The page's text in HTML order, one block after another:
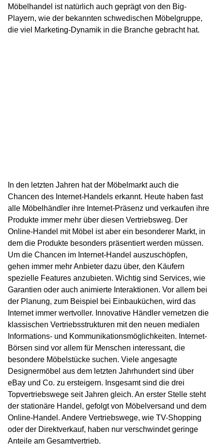
Möbelhandel ist natürlich auch geprägt von den Big-
Playern, wie der bekannten schwedischen Möbelgruppe,
die viel Marketing-Dynamik in die Branche gebracht hat.
In den letzten Jahren hat der Möbelmarkt auch die
Chancen des Internet-Handels erkannt. Heute haben fast
alle Möbelhändler ihre Internet-Präsenz und verkaufen ihre
Produkte immer mehr über diesen Vertriebsweg. Der
Online-Handel mit Möbel ist aber ein besonderer Markt, in
dem die Produkte besonders präsentiert werden müssen.
Um die Chancen im Internet-Handel auszuschöpfen,
gehen immer mehr Anbieter dazu über, den Käufern
spezielle Features anzubieten. Wichtig sind Services, wie
Garantien oder auch animierte Interaktionen. Vor allem bei
der Planung, zum Beispiel bei Einbauküchen, wird das
Internet immer wertvoller. Innovative Händler vernetzen die
klassischen Vertriebsstrukturen mit den neuen medialen
Informations- und Kommunikationsmöglichkeiten. Internet-
Börsen sind vor allem für Menschen interessant, die
besondere Möbelstücke suchen. Viele angesagte
Designermöbel aus dem letzten Jahrhundert sind über
eBay und Co. zu ersteigern. Insgesamt sind die drei
Topvertriebswege seit Jahren gleich. An erster Stelle steht
der stationäre Handel, gefolgt von Möbelversand und dem
Online-Handel. Andere Vertriebswege, wie TV-Shopping
oder der Direktverkauf, haben nur verschwindet geringe
Anteile am Gesamtvertrieb.